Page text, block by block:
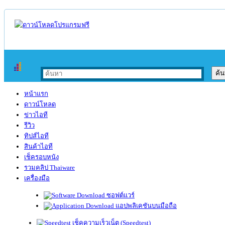
หน้าแรก
ดาวน์โหลด
ข่าวไอที
รีวิว
ทิปส์ไอที
สินค้าไอที
เช็ครอบหนัง
รวมคลิป Thaiware
เครื่องมือ
ซอฟต์แวร์
แอปพลิเคชันบนมือถือ
เช็คความเร็วเน็ต (Speedtest)